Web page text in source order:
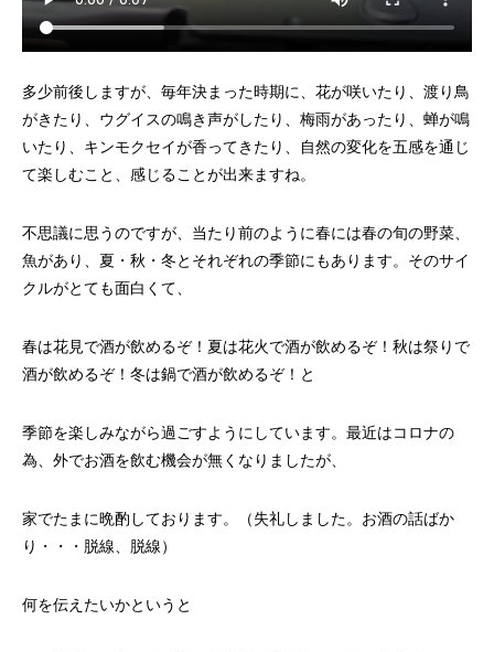
多少前後しますが、毎年決まった時期に、花が咲いたり、渡り鳥
がきたり、ウグイスの鳴き声がしたり、梅雨があったり、蝉が鳴
いたり、キンモクセイが香ってきたり、自然の変化を五感を通じ
て楽しむこと、感じることが出来ますね。
不思議に思うのですが、当たり前のように春には春の旬の野菜、
魚があり、夏・秋・冬とそれぞれの季節にもあります。そのサイ
クルがとても面白くて、
春は花見で酒が飲めるぞ！夏は花火で酒が飲めるぞ！秋は祭りで
酒が飲めるぞ！冬は鍋で酒が飲めるぞ！と
季節を楽しみながら過ごすようにしています。最近はコロナの
為、外でお酒を飲む機会が無くなりましたが、
家でたまに晩酌しております。（失礼しました。お酒の話ばか
り・・・脱線、脱線）
何を伝えたいかというと